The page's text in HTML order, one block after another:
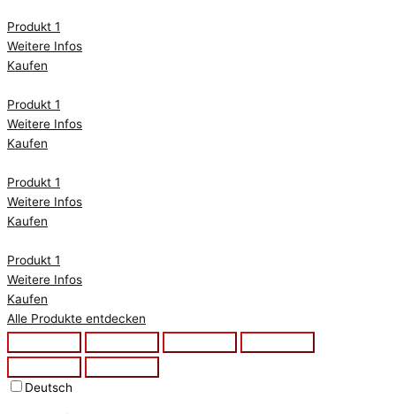
Produkt 1
Weitere Infos
Kaufen
Produkt 1
Weitere Infos
Kaufen
Produkt 1
Weitere Infos
Kaufen
Produkt 1
Weitere Infos
Kaufen
Alle Produkte entdecken
Deutsch